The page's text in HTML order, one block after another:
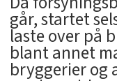
går, startet
laste over på
blant annet
bryggerier og